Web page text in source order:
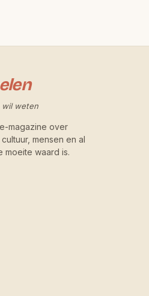
wil weten
magazine over
mensen en al
moeite waard is.